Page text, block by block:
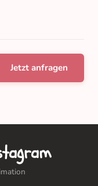
Jetzt anfragen